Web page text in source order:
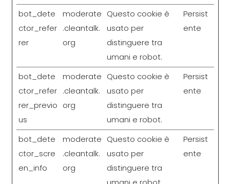
bot_dete
ctor_refer
rer
moderate
.cleantalk.
org
Questo cookie è
usato per
distinguere tra
umani e robot.
Persist
ente
bot_dete
ctor_refer
rer_previo
us
moderate
.cleantalk.
org
Questo cookie è
usato per
distinguere tra
umani e robot.
Persist
ente
bot_dete
ctor_scre
en_info
moderate
.cleantalk.
org
Questo cookie è
usato per
distinguere tra
Persist
ente